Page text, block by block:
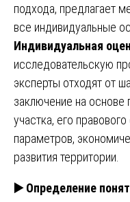
подхода, предлагает
все индивидуальные
Индивидуальная
исследовательскую
эксперты отходят от
заключение на основе
участка, его
параметров,
развития территории.
▶️Определение